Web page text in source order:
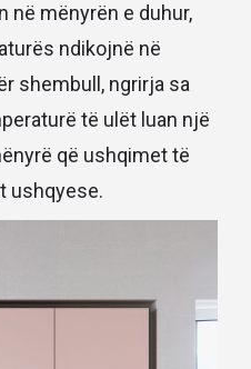
në mënyrën e duhur,
ndikojnë në
shembull, ngrirja sa
të ulët luan një
që ushqimet të
ushqyese.